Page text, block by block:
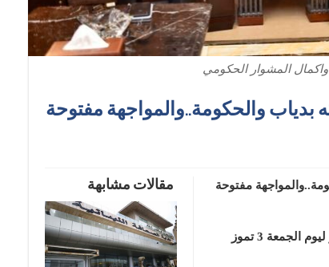
المشوار الحكومي
بدياب والحكومة..والمواجهة مفتوحة
مقالات مشابهة
مفتوحة
كتب الصحافي علي ضاحي في جريدة الديار ليوم الجمعة 3 تموز